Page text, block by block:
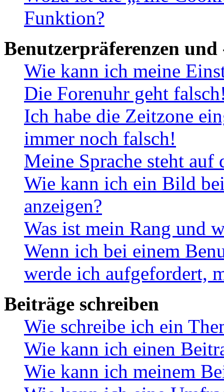
Funktion?
Benutzerpräferenzen und
Wie kann ich meine
Die Forenuhr geht
Ich habe die Zeitzone
immer noch falsch!
Meine Sprache steht
Wie kann ich ein Bild
anzeigen?
Was ist mein Rang und
Wenn ich bei einem
werde ich aufgefordert,
Beiträge schreiben
Wie schreibe ich ein
Wie kann ich einen
Wie kann ich meinem